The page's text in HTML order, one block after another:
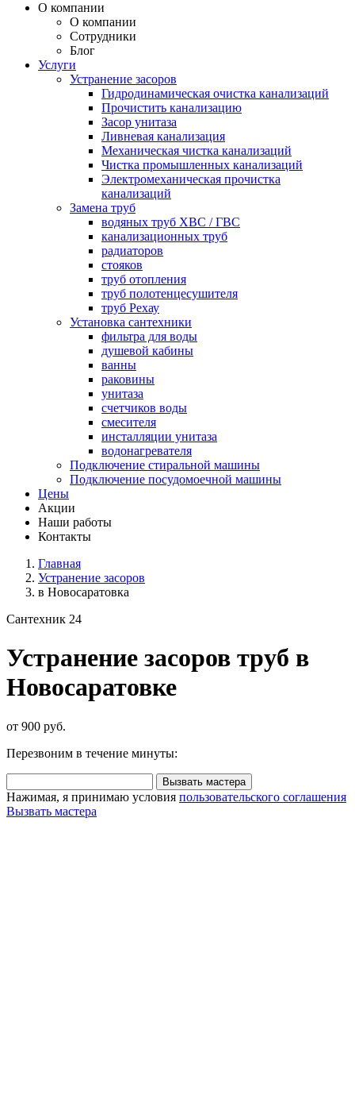
О компании
О компании
Сотрудники
Блог
Услуги
Устранение засоров
Гидродинамическая очистка канализаций
Прочистить канализацию
Засор унитаза
Ливневая канализация
Механическая чистка канализаций
Чистка промышленных канализаций
Электромеханическая прочистка
канализаций
Замена труб
водяных труб ХВС / ГВС
канализационных труб
радиаторов
стояков
труб отопления
труб полотенцесушителя
труб Рехау
Установка сантехники
фильтра для воды
душевой кабины
ванны
раковины
унитаза
счетчиков воды
смесителя
инсталляции унитаза
водонагревателя
Подключение стиральной машины
Подключение посудомоечной машины
Цены
Акции
Наши работы
Контакты
Главная
Устранение засоров
в Новосаратовка
Сантехник 24
Устранение засоров труб в
Новосаратовке
от 900 руб.
Перезвоним в течение минуты:
Вызвать мастера
Нажимая, я принимаю условия пользовательского соглашения
Вызвать мастера